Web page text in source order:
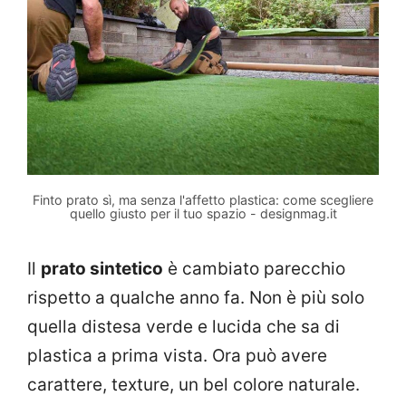
Finto prato sì, ma senza l'affetto plastica: come scegliere
quello giusto per il tuo spazio - designmag.it
Il prato sintetico è cambiato parecchio
rispetto a qualche anno fa. Non è più solo
quella distesa verde e lucida che sa di
plastica a prima vista. Ora può avere
carattere, texture, un bel colore naturale.